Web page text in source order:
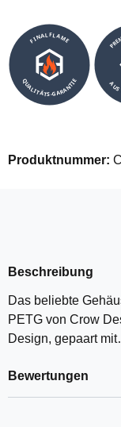
FINALFLAME
QUALITÄTS-GARANTIE
Produktnummer:
Beschreibung
Das beliebte
PETG von Crow
Design, gepaart
Bewertungen